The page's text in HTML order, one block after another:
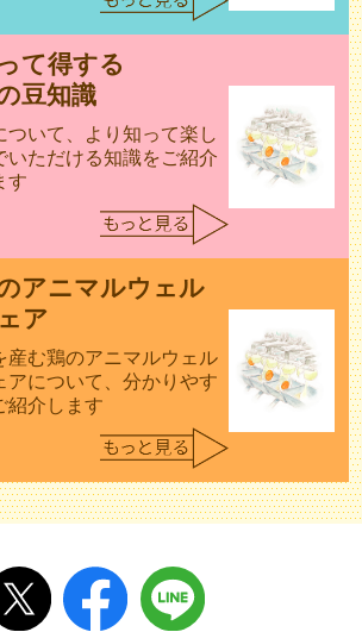
て得する
豆知識
ついて、より知って楽し
いただける知識をご紹介
す
アニマルウェル
ア
産む鶏のアニマルウェル
アについて、分かりやす
紹介します